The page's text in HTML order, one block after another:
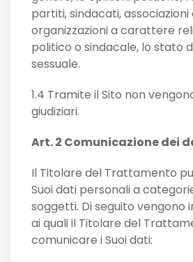
partiti, sindacati, associazioni
organizzazioni a carattere
politico o sindacale, lo stato
sessuale.
1.4 Tramite il Sito non
giudiziari.
Art. 2 Comunicazione dei
Il Titolare del Trattamento
Suoi dati personali a
soggetti. Di seguito vengono
ai quali il Titolare del
comunicare i Suoi dati: